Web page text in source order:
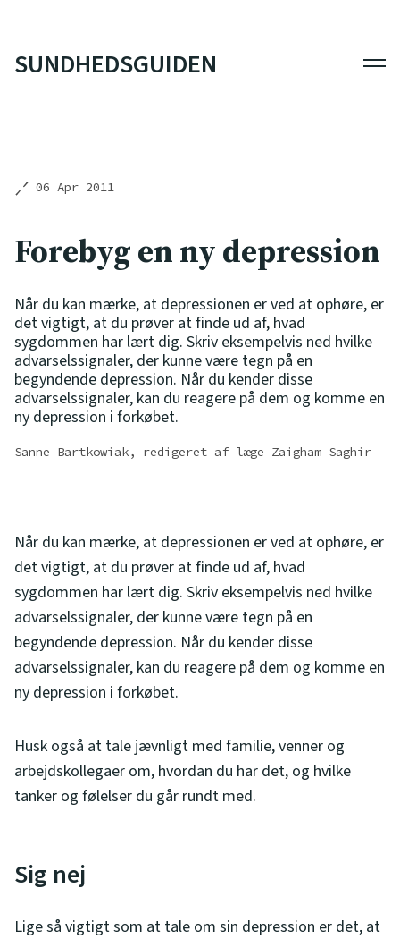
SUNDHEDSGUIDEN
06 Apr 2011
Forebyg en ny depression
Når du kan mærke, at depressionen er ved at ophøre, er
det vigtigt, at du prøver at finde ud af, hvad
sygdommen har lært dig. Skriv eksempelvis ned hvilke
advarselssignaler, der kunne være tegn på en
begyndende depression. Når du kender disse
advarselssignaler, kan du reagere på dem og komme en
ny depression i forkøbet.
Sanne Bartkowiak, redigeret af læge Zaigham Saghir
Når du kan mærke, at depressionen er ved at ophøre, er
det vigtigt, at du prøver at finde ud af, hvad
sygdommen har lært dig. Skriv eksempelvis ned hvilke
advarselssignaler, der kunne være tegn på en
begyndende depression. Når du kender disse
advarselssignaler, kan du reagere på dem og komme en
ny depression i forkøbet.
Husk også at tale jævnligt med familie, venner og
arbejdskollegaer om, hvordan du har det, og hvilke
tanker og følelser du går rundt med.
Sig nej
Lige så vigtigt som at tale om sin depression er det, at